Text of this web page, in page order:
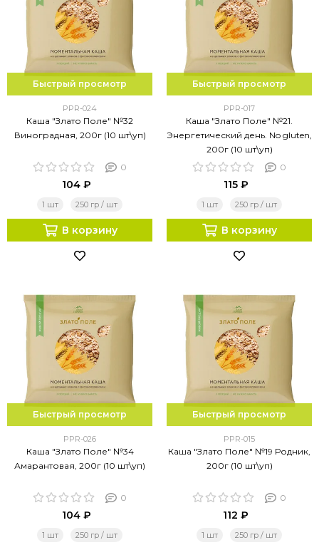
Быстрый просмотр
PPR-024
Каша "Злато Поле" №32
Виноградная, 200г (10 шт\уп)
0
104 ₽
1 шт 250 гр / шт
В корзину
Быстрый просмотр
PPR-017
Каша "Злато Поле" №21.
Энергетический день. No gluten,
200г (10 шт\уп)
0
115 ₽
1 шт 250 гр / шт
В корзину
Быстрый просмотр
PPR-026
Каша "Злато Поле" №34
Амарантовая, 200г (10 шт\уп)
0
104 ₽
1 шт 250 гр / шт
Быстрый просмотр
PPR-015
Каша "Злато Поле" №19 Родник,
200г (10 шт\уп)
0
112 ₽
1 шт 250 гр / шт